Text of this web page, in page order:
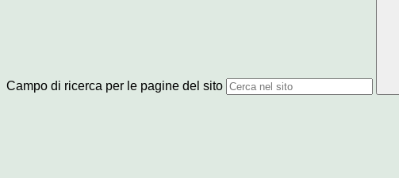
Campo di ricerca per le pagine del sito